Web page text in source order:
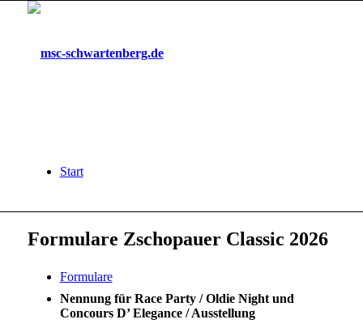
Start
Formulare
Formulare Zschopauer Classic 2026
Nennung für Race Party / Oldie Night und
Concours D’ Elegance / Ausstellung